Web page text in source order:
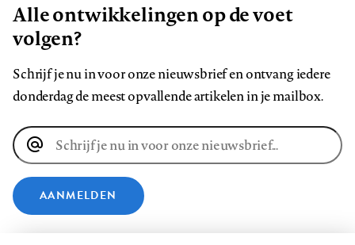
Alle ontwikkelingen op de voet
volgen?
Schrijf je nu in voor onze nieuwsbrief en ontvang iedere
donderdag de meest opvallende artikelen in je mailbox.
E-
mailadres
AANMELDEN